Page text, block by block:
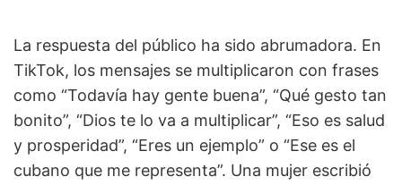
La respuesta del público ha sido abrumadora. En
TikTok, los mensajes se multiplicaron con frases
como “Todavía hay gente buena”, “Qué gesto tan
bonito”, “Dios te lo va a multiplicar”, “Eso es salud
y prosperidad”, “Eres un ejemplo” o “Ese es el
cubano que me representa”. Una mujer escribió